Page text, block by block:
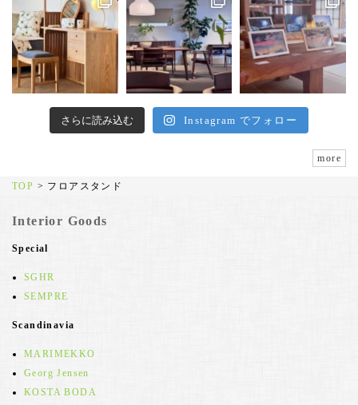
さらに読み込む Instagram でフォロー
more
TOP > フロアスタンド
Interior Goods
Special
SGHR
SEMPRE
Scandinavia
MARIMEKKO
Georg Jensen
KOSTA BODA